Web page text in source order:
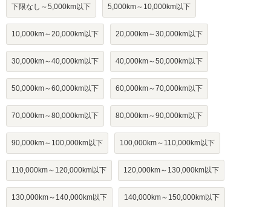
下限なし～5,000km以下 5,000km～10,000km以下
10,000km～20,000km以下 20,000km～30,000km以下
30,000km～40,000km以下 40,000km～50,000km以下
50,000km～60,000km以下 60,000km～70,000km以下
70,000km～80,000km以下 80,000km～90,000km以下
90,000km～100,000km以下 100,000km～110,000km以下
110,000km～120,000km以下 120,000km～130,000km以下
130,000km～140,000km以下 140,000km～150,000km以下